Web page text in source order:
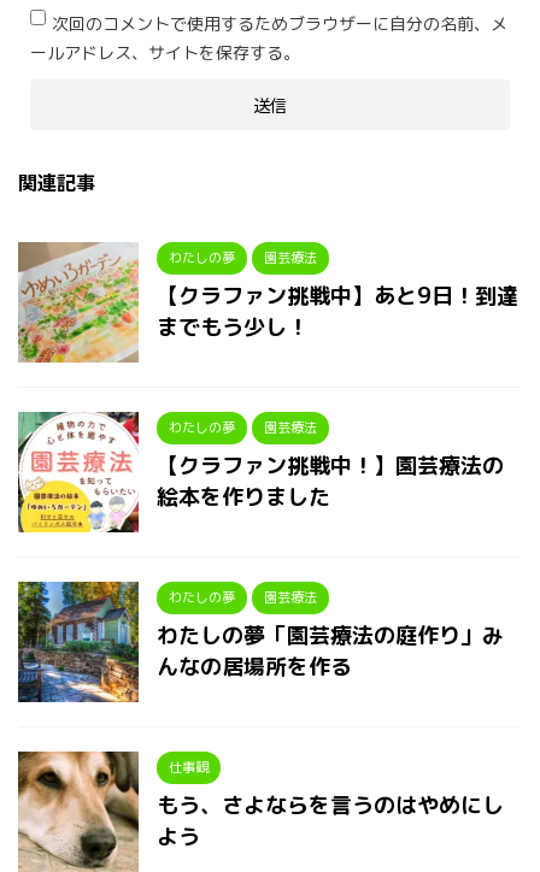
次回のコメントで使用するためブラウザーに自分の名前、メ
ールアドレス、サイトを保存する。
関連記事
わたしの夢 園芸療法
【クラファン挑戦中】あと9日！到達
までもう少し！
わたしの夢 園芸療法
【クラファン挑戦中！】園芸療法の
絵本を作りました
わたしの夢 園芸療法
わたしの夢「園芸療法の庭作り」み
んなの居場所を作る
仕事観
もう、さよならを言うのはやめにし
よう